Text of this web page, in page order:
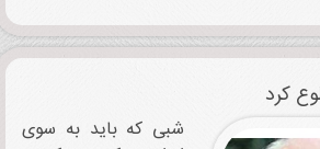
کرد
شبی که باید به سوی